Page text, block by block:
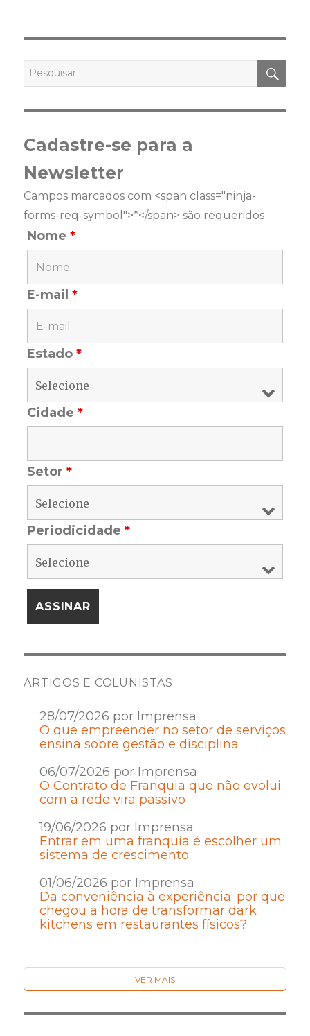
Pesquisar
por:
Cadastre-se para a
Newsletter
Campos marcados com <span class="ninja-
forms-req-symbol">*</span> são requeridos
Nome*
E-mail*
Estado*
Cidade*
Setor*
Periodicidade*
ARTIGOS E COLUNISTAS
28/07/2026 por Imprensa
O que empreender no setor de serviços
ensina sobre gestão e disciplina
06/07/2026 por Imprensa
O Contrato de Franquia que não evolui
com a rede vira passivo
19/06/2026 por Imprensa
Entrar em uma franquia é escolher um
sistema de crescimento
01/06/2026 por Imprensa
Da conveniência à experiência: por que
chegou a hora de transformar dark
kitchens em restaurantes físicos?
VER MAIS